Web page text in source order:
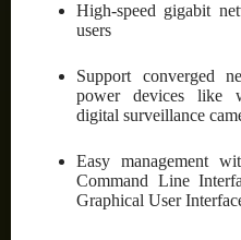
High-speed gigabit
users
Support converged
power devices like
digital surveillance
Easy management
Command Line
Graphical User